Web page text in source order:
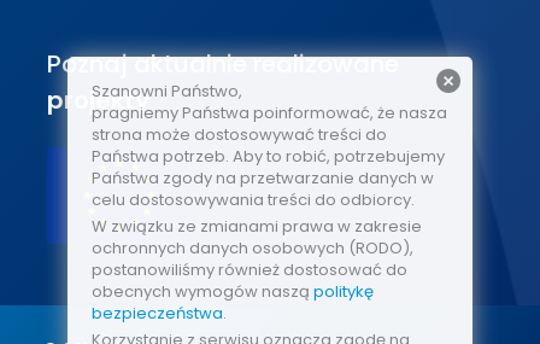
Poznaj aktualnie realizowane
projekty
Szanowni Państwo,
pragniemy Państwa poinformować, że nasza
strona może dostosowywać treści do
Państwa potrzeb. Aby to robić, potrzebujemy
Państwa zgody na przetwarzanie danych w
celu dostosowywania treści do odbiorcy.
W związku ze zmianami prawa w zakresie
ochronnych danych osobowych (RODO),
postanowiliśmy również dostosować do
obecnych wymogów naszą politykę
bezpieczeństwa.